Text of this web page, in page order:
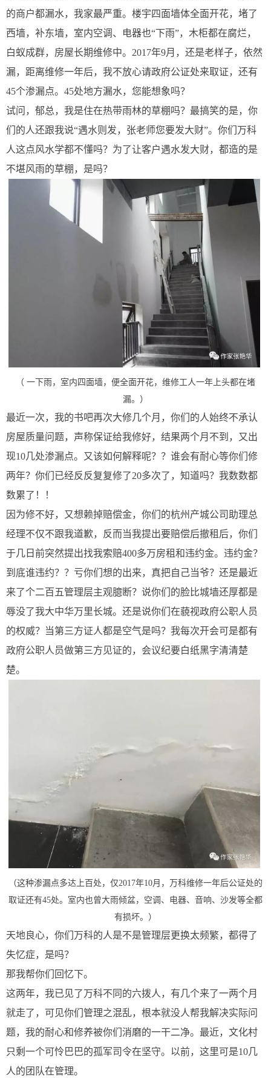
的商户都漏水，我家最严重。楼宇四面墙体全面开花，堵了
西墙，补东墙，室内空调、电器也“下雨”，木柜都在腐烂，
白蚁成群，房屋长期维修中。2017年9月，还是老样子，依然
漏，距离维修一年后，我不放心请政府公证处来取证，还有
45个渗漏点。45处地方漏水，您能想象吗？
试问，郁总，我是住在热带雨林的草棚吗？最搞笑的是，你
们的人还跟我说“遇水则发，张老师您要发大财”。你们万科
人这点风水学都不懂吗？为了让客户遇水发大财，都造的是
不堪风雨的草棚，是吗？
（ 一下雨，室内四面墙，便全面开花，维修工人一年上头都在堵
漏。）
最近一次，我的书吧再次大修几个月，你们的人始终不承认
房屋质量问题，声称保证给我修好，结果两个月不到，又出
现10几处渗漏点。又该如何解释呢？？谁会有耐心等你们修
两年？你们已经反反复复修了20多次了，知道吗？我数数都
数累了！！
因为修不好，又想赖掉赔偿金，你们的杭州产城公司助理总
经理不仅不跟我道歉，反而当我提出要赔偿后撤租后，你们
于几日前突然提出找我索赔400多万房租和违约金。违约金？
到底谁违约？？亏你们想的出来，真把自己当爷？还是最近
来了个二百五管理层主观臆断？说你们的脸比城墙还厚都是
辱没了我大中华万里长城。还是说你们在藐视政府公职人员
的权威？当第三方证人都是空气是吗？我每次开会可是都有
政府公职人员做第三方见证的，会议纪要白纸黑字清清楚
楚。
（这种渗漏点多达上百处，仅2017年10月，万科维修一年后公证处的
取证还有45处。室内也曾大雨倾盆，空调、电器、音响、沙发等全都
有损坏。）
天地良心，你们万科的人是不是管理层更换太频繁，都得了
失忆症，是吗？
那我帮你们回忆下。
这两年，我已见了万科不同的六拨人，有几个来了一两个月
就走了，可见你们管理之混乱，根本就没人帮我解决实际问
题，我的耐心和修养被你们消磨的一干二净。最近，文化村
只剩一个可怜巴巴的孤军司令在坚守。以前，这里可是10几
人的团队在管理。